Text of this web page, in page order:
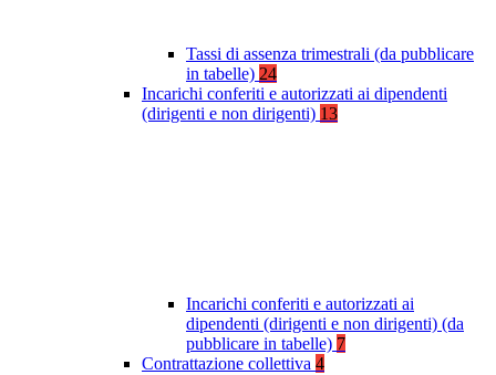
Tassi di assenza trimestrali (da pubblicare
in tabelle) 24
Incarichi conferiti e autorizzati ai dipendenti
(dirigenti e non dirigenti) 13
Incarichi conferiti e autorizzati ai
dipendenti (dirigenti e non dirigenti) (da
pubblicare in tabelle) 7
Contrattazione collettiva 4